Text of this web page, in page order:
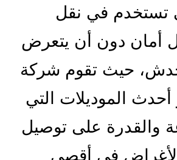
تستخدم في نقل
أمان دون أن يتعرض
حيث تقوم شركة
أحدث الموديلات التي
والقدرة على توصيل
الأغراض في أقصى